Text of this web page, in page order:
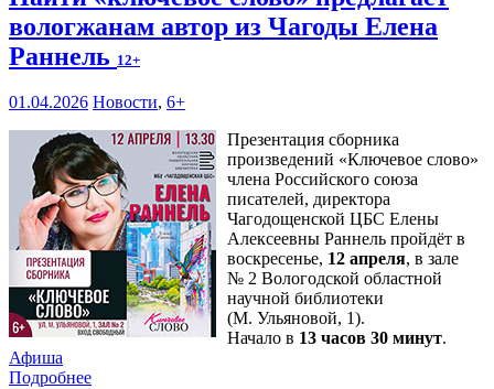
вологжанам автор из Чагоды Елена
Раннель 12+
01.04.2026 Новости, 6+
Презентация сборника
произведений «Ключевое слово»
члена Российского союза
писателей, директора
Чагодощенской ЦБС Елены
Алексеевны Раннель пройдёт в
воскресенье, 12 апреля, в зале
№ 2 Вологодской областной
научной библиотеки
(М. Ульяновой, 1).
Начало в 13 часов 30 минут.
Афиша
Подробнее